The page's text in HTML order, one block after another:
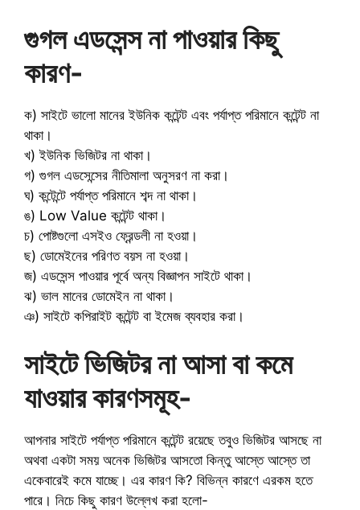
গুগল এডসেন্স না পাওয়ার কিছু
কারণ-
ক) সাইটে ভালো মানের ইউনিক কন্টেন্ট এবং পর্যাপ্ত পরিমানে কন্টেন্ট না
থাকা।
খ) ইউনিক ভিজিটর না থাকা।
গ) গুগল এডসেন্সের নীতিমালা অনুসরণ না করা।
ঘ) কন্টেন্টে পর্যাপ্ত পরিমানে শব্দ না থাকা।
ঙ) Low Value কন্টেন্ট থাকা।
চ) পোষ্টগুলো এসইও ফ্রেন্ডলী না হওয়া।
ছ) ডোমেইনের পরিণত বয়স না হওয়া।
জ) এডসেন্স পাওয়ার পূর্বে অন্য বিজ্ঞাপন সাইটে থাকা।
ঝ) ভাল মানের ডোমেইন না থাকা।
ঞ) সাইটে কপিরাইট কন্টেন্ট বা ইমেজ ব্যবহার করা।
সাইটে ভিজিটর না আসা বা কমে
যাওয়ার কারণসমূহ-
আপনার সাইটে পর্যাপ্ত পরিমানে কন্টেন্ট রয়েছে তবুও ভিজিটর আসছে না
অথবা একটা সময় অনেক ভিজিটর আসতো কিন্তু আস্তে আস্তে তা
একেবারেই কমে যাচ্ছে। এর কারণ কি? বিভিন্ন কারণে এরকম হতে
পারে। নিচে কিছু কারণ উল্লেখ করা হলো-